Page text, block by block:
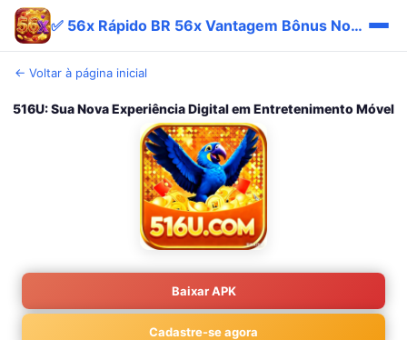
✅ 56x Rápido BR 56x Vantagem Bônus Novo 💎
← Voltar à página inicial
516U: Sua Nova Experiência Digital em Entretenimento Móvel
Baixar APK
Cadastre-se agora